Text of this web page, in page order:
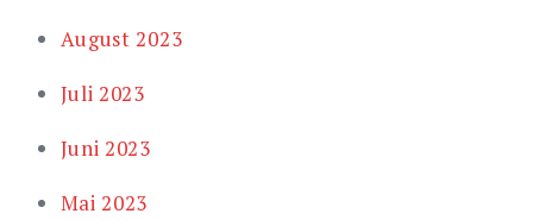
August 2023
Juli 2023
Juni 2023
Mai 2023